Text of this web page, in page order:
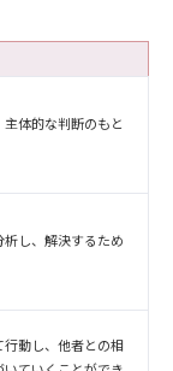
体的な判断のもと
し、解決するため
動し、他者との相